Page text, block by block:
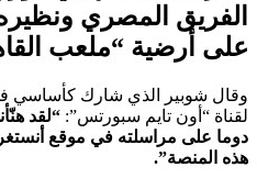
الفريق المصري
على أرضية “ملعب
وقال شوبير الذي شارك كأساسي
لقناة “أون تايم سبورتس”: “لقد
دوما على مراسلته في موقع
هذه المنصة”.